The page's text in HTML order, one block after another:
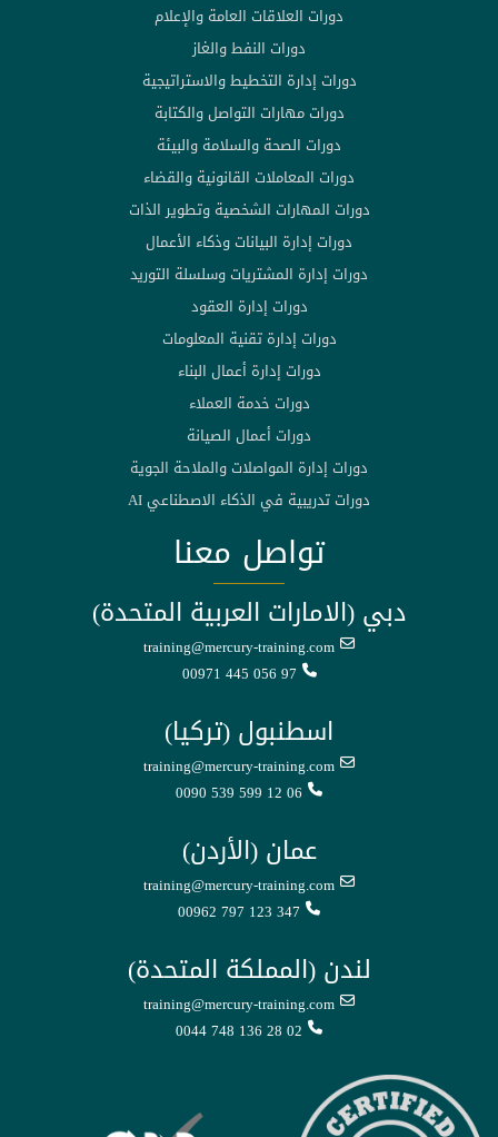
دورات العلاقات العامة والإعلام
دورات النفط والغاز
دورات إدارة التخطيط والاستراتيجية
دورات مهارات التواصل والكتابة
دورات الصحة والسلامة والبيئة
دورات المعاملات القانونية والقضاء
دورات المهارات الشخصية وتطوير الذات
دورات إدارة البيانات وذكاء الأعمال
دورات إدارة المشتريات وسلسلة التوريد
دورات إدارة العقود
دورات إدارة تقنية المعلومات
دورات إدارة أعمال البناء
دورات خدمة العملاء
دورات أعمال الصيانة
دورات إدارة المواصلات والملاحة الجوية
دورات تدريبية في الذكاء الاصطناعي AI
تواصل معنا
دبي (الامارات العربية المتحدة)
training@mercury-training.com
00971 445 056 97
اسطنبول (تركيا)
training@mercury-training.com
0090 539 599 12 06
عمان (الأردن)
training@mercury-training.com
00962 797 123 347
لندن (المملكة المتحدة)
training@mercury-training.com
0044 748 136 28 02